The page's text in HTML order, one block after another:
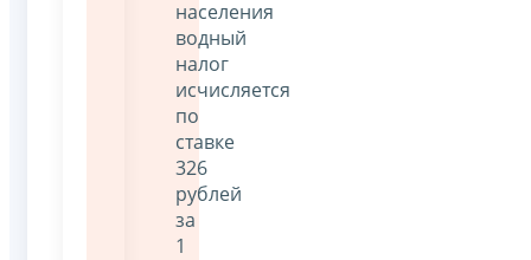
населения
водный
налог
исчисляется
по
ставке
326
рублей
за
1